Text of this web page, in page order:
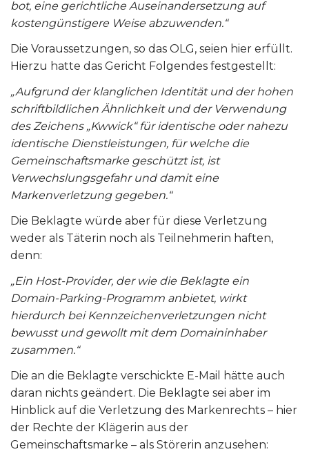
bot, eine gerichtliche Auseinandersetzung auf
kostengünstigere Weise abzuwenden.“
Die Voraussetzungen, so das OLG, seien hier erfüllt.
Hierzu hatte das Gericht Folgendes festgestellt:
„Aufgrund der klanglichen Identität und der hohen
schriftbildlichen Ähnlichkeit und der Verwendung
des Zeichens „Kwwick“ für identische oder nahezu
identische Dienstleistungen, für welche die
Gemeinschaftsmarke geschützt ist, ist
Verwechslungsgefahr und damit eine
Markenverletzung gegeben.“
Die Beklagte würde aber für diese Verletzung
weder als Täterin noch als Teilnehmerin haften,
denn:
„Ein Host-Provider, der wie die Beklagte ein
Domain-Parking-Programm anbietet, wirkt
hierdurch bei Kennzeichenverletzungen nicht
bewusst und gewollt mit dem Domaininhaber
zusammen.“
Die an die Beklagte verschickte E-Mail hätte auch
daran nichts geändert. Die Beklagte sei aber im
Hinblick auf die Verletzung des Markenrechts – hier
der Rechte der Klägerin aus der
Gemeinschaftsmarke – als Störerin anzusehen: